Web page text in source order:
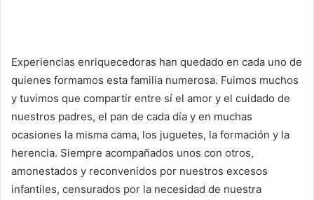
Experiencias enriquecedoras han quedado en cada uno de
quienes formamos esta familia numerosa. Fuimos muchos
y tuvimos que compartir entre sí el amor y el cuidado de
nuestros padres, el pan de cada día y en muchas
ocasiones la misma cama, los juguetes, la formación y la
herencia. Siempre acompañados unos con otros,
amonestados y reconvenidos por nuestros excesos
infantiles, censurados por la necesidad de nuestra